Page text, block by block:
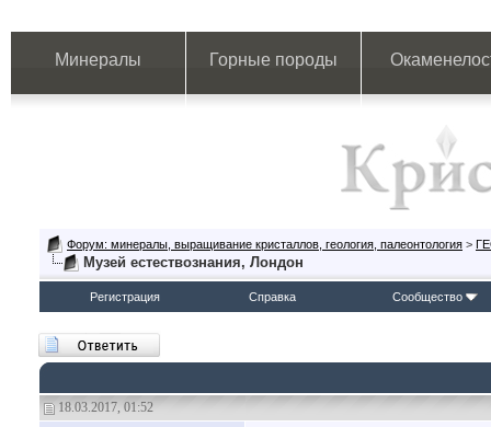
Минералы Горные породы
Форум: минералы, выращивание кристаллов, геология, палеонтология >
Музей естествознания, Лондон
Регистрация Справка Сообщество
18.03.2017, 01:52